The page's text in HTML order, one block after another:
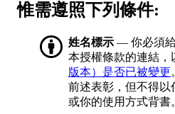
惟需遵照下列條件:
姓名標示 — 你必須
本授權條款的連結，
版本）是否已被變更
前述表彰，但不得以
或你的使用方式背書